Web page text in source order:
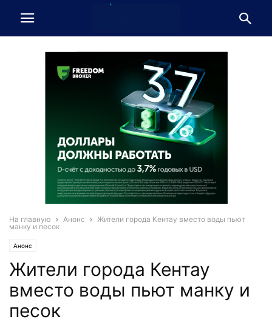
На главную Анонс
Жители города Кентау вместо воды пьют
манку и песок
Анонс
Жители города Кентау
вместо воды пьют манку и
песок